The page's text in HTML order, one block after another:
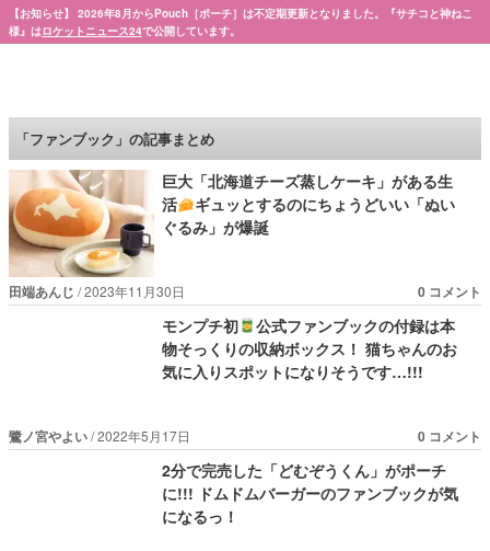
【お知らせ】 2026年8月からPouch［ポーチ］は不定期更新となりました。『サチコと神ねこ
様』はロケットニュース24で公開しています。
「ファンブック」の記事まとめ
巨大「北海道チーズ蒸しケーキ」がある生
活
ギュッとするのにちょうどいい「ぬい
ぐるみ」が爆誕
田端あんじ 2023年11月30日 0 コメント
モンプチ初
公式ファンブックの付録は本
物そっくりの収納ボックス！ 猫ちゃんのお
気に入りスポットになりそうです…!!!
鷺ノ宮やよい 2022年5月17日 0 コメント
2分で完売した「どむぞうくん」がポーチ
に!!! ドムドムバーガーのファンブックが気
になるっ！